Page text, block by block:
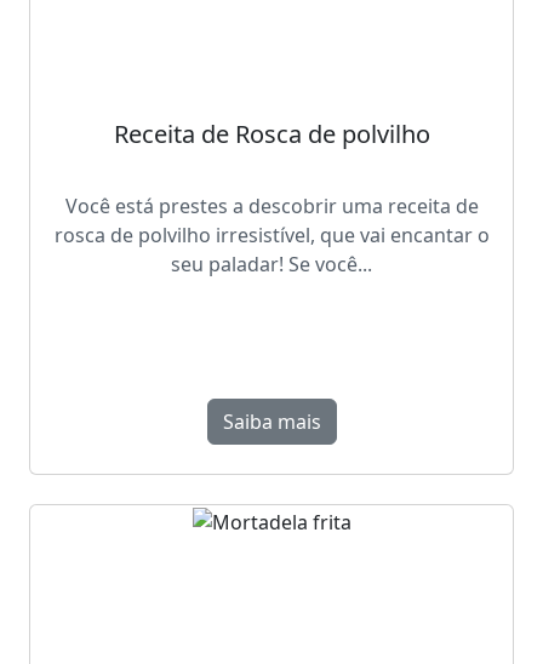
Receita de Rosca de polvilho
Você está prestes a descobrir uma receita de
rosca de polvilho irresistível, que vai encantar o
seu paladar! Se você...
Saiba mais